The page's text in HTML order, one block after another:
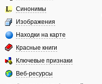
Синонимы
Изображения
Находки на карте
Красные книги
Ключевые признаки
Веб-ресурсы